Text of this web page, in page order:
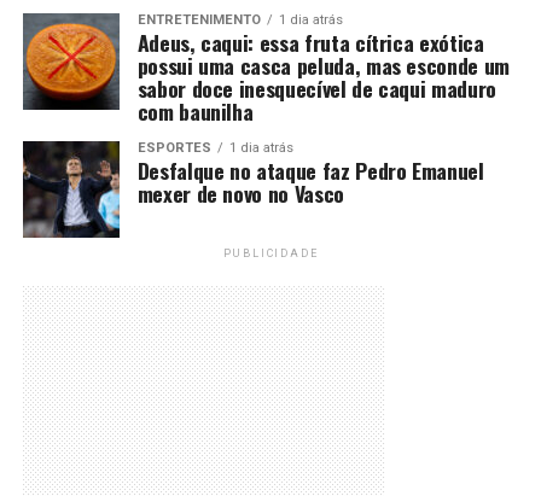
ENTRETENIMENTO 1 dia atrás
Adeus, caqui: essa fruta cítrica exótica
possui uma casca peluda, mas esconde um
sabor doce inesquecível de caqui maduro
com baunilha
ESPORTES 1 dia atrás
Desfalque no ataque faz Pedro Emanuel
mexer de novo no Vasco
PUBLICIDADE